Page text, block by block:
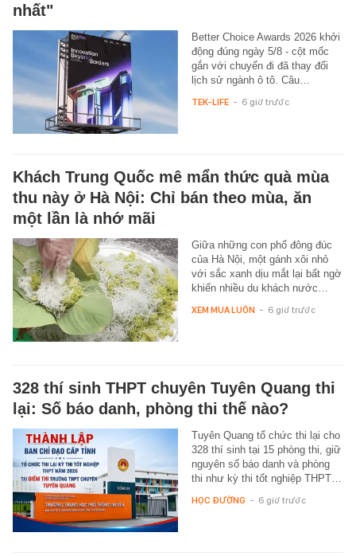
nhất"
Better Choice Awards 2026 khởi
động đúng ngày 5/8 - cột mốc
gắn với chuyến đi đã thay đổi
lịch sử ngành ô tô. Câu…
TEK-LIFE - 6 giờ trước
Khách Trung Quốc mê mẩn thức quà mùa
thu này ở Hà Nội: Chỉ bán theo mùa, ăn
một lần là nhớ mãi
Giữa những con phố đông đúc
của Hà Nội, một gánh xôi nhỏ
với sắc xanh dịu mắt lại bất ngờ
khiến nhiều du khách nước…
XEM MUA LUÔN - 6 giờ trước
328 thí sinh THPT chuyên Tuyên Quang thi
lại: Số báo danh, phòng thi thế nào?
Tuyên Quang tổ chức thi lại cho
328 thí sinh tại 15 phòng thi, giữ
nguyên số báo danh và phòng
thi như kỳ thi tốt nghiệp THPT…
HỌC ĐƯỜNG - 6 giờ trước